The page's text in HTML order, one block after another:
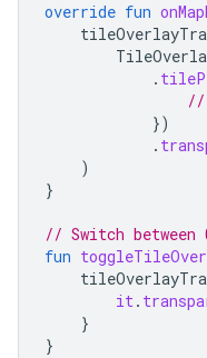
override fun
.
})
.
)
}
// Switch
fun
it.
}
}